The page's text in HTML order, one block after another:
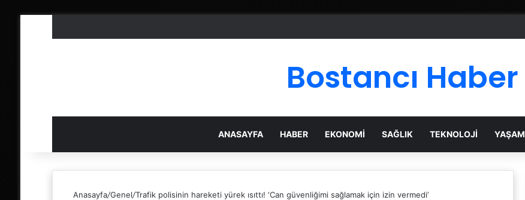
Bostancı Haber
ANASAYFA HABER EKONOMI SAĞLIK TEKNOLOJI YAŞAM
Anasayfa/Genel/Trafik polisinin hareketi yürek ısıttı! ‘Can güvenliğimi sağlamak için izin vermedi’